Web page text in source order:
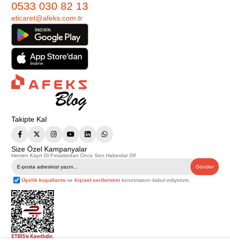
0533 030 82 13
eticaret@afeks.com.tr
Takipte Kal
Size Özel Kampanyalar
Hemen Kayıt Ol Fırsatlardan Önce Sen Haberdar Ol!
Gönder
Üyelik koşullarını vekişisel verilerimin korunmasını kabul ediyorum.